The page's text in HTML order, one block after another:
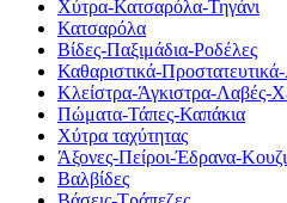
Χύτρα-Κατσαρόλα-Τηγάνι
Κατσαρόλα
Βίδες-Παξιμάδια-Ροδέλες
Καθαριστικά-
Κλείστρα-Άγκιστρα-Λαβές-
Πώματα-Τάπες-Καπάκια
Χύτρα ταχύτητας
Άξονες-Πείροι-Έδρανα-
Βαλβίδες